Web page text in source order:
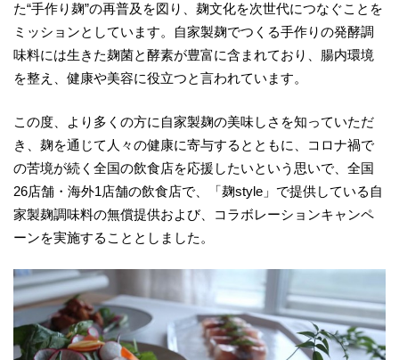
た“手作り麹”の再普及を図り、麹文化を次世代につなぐことを
ミッションとしています。自家製麹でつくる手作りの発酵調
味料には生きた麹菌と酵素が豊富に含まれており、腸内環境
を整え、健康や美容に役立つと言われています。
この度、より多くの方に自家製麹の美味しさを知っていただ
き、麹を通じて人々の健康に寄与するとともに、コロナ禍で
の苦境が続く全国の飲食店を応援したいという思いで、全国
26店舗・海外1店舗の飲食店で、「麹style」で提供している自
家製麹調味料の無償提供および、コラボレーションキャンペ
ーンを実施することとしました。